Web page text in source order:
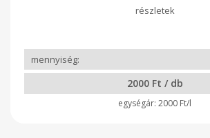
eszközökkel előállított első osztályú
javaslat: kitűnően alkalmas sütéshez,
helyen. Átlagos tápérték/100g Energia: 3700
100 g amelyből telített zsírsavak: 12 g
cukor: 0 g Fehérje: 0 g Só: 0 g
2000 Ft / db
2000 Ft/l